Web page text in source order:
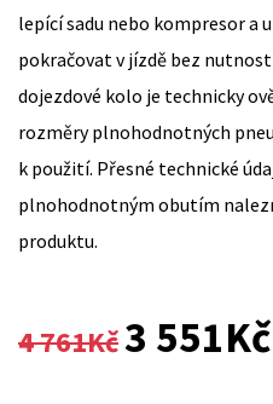
lepící sadu nebo kompresor a
pokračovat v jízdě bez
dojezdové kolo je technicky
rozměry plnohodnotných
k použití. Přesné technické
plnohodnotným obutím
produktu.
4 761Kč
Original
3 551Kč